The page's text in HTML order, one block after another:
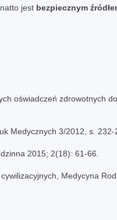
jest bezpiecznym
oświadczeń zdrowotnych
Medycznych 3/2012, s. 232-
2015; 2(18): 61-66.
Medycyna